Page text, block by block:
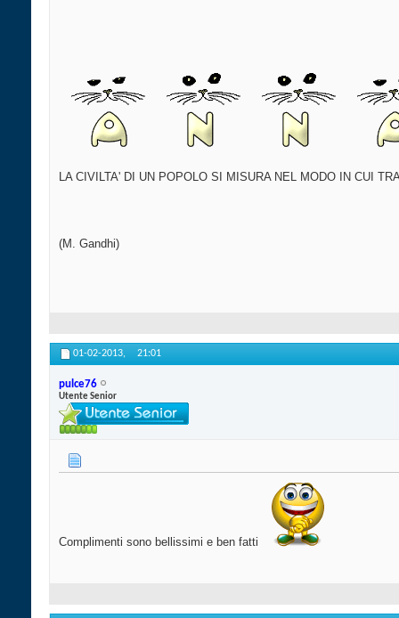
LA CIVILTA' DI UN POPOLO SI MISURA NEL MODO IN CUI
(M. Gandhi)
01-02-2013, 21:01
pulce76
Utente Senior
Complimenti sono bellissimi e ben fatti